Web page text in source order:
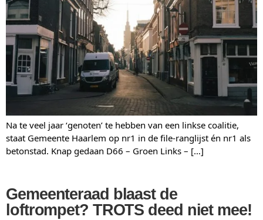
Na te veel jaar ‘genoten’ te hebben van een linkse coalitie,
staat Gemeente Haarlem op nr1 in de file-ranglijst én nr1 als
betonstad. Knap gedaan D66 – Groen Links – […]
Gemeenteraad blaast de
loftrompet? TROTS deed niet mee!